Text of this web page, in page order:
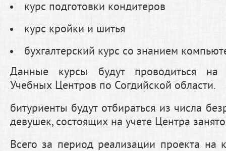
курс подготовки кондитеров
курс кройки и шитья
бухгалтерский курс со знанием
Данные курсы будут проводиться на
Учебных Центров по Согдийской области.
битуриенты будут отбираться из числа
девушек, состоящих на учете Центра
Всего за период реализации проекта на